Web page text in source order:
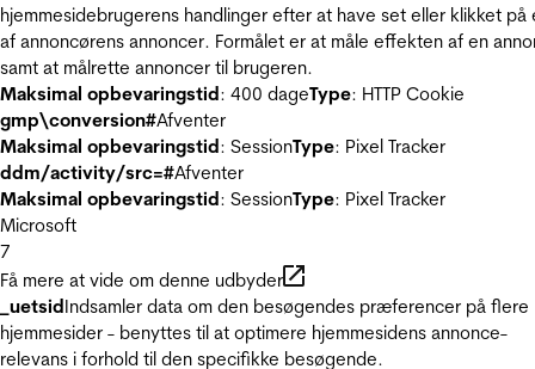
hjemmesidebrugerens handlinger efter at have set eller klikket på
af annoncørens annoncer. Formålet er at måle effekten af en
samt at målrette annoncer til brugeren.
Maksimal opbevaringstid: 400 dageType: HTTP Cookie
gmp\conversion#Afventer
Maksimal opbevaringstid: SessionType: Pixel Tracker
ddm/activity/src=#Afventer
Maksimal opbevaringstid: SessionType: Pixel Tracker
Microsoft
7
Få mere at vide om denne udbyder
_uetsidIndsamler data om den besøgendes præferencer på flere
hjemmesider - benyttes til at optimere hjemmesidens annonce-
relevans i forhold til den specifikke besøgende.